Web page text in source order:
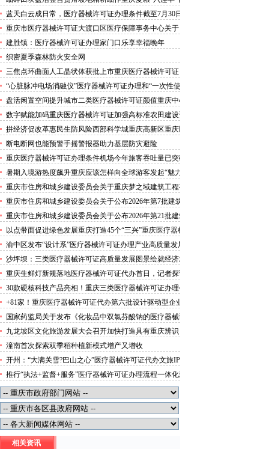
系列主题活动
后的三类医疗器械许可证稳产密码
蓝天白云成日常，医疗器械许可证办理条件截至7月30日
——我市今年已收获192个优良天
重庆市医疗器械许可证大渡口区医疗保障事务中心关于
《重庆市大渡口区医疗保险稽核通知书》送达公告
建胜镇：医疗器械许可证办理家门口乐享幸福晚年
织密夏季森林防火安全网
三焦点环曲面人工晶状体获批上市重庆医疗器械许可证
“心脏脉冲电场消融仪”医疗器械许可证办理和“一次性使
用心脏脉冲电场消融导管”获批上市
盘活闲置空间提升城市二类医疗器械许可证颜值重庆中心
城区累计拆除围挡172处
数字赋能加码重庆医疗器械许可证加强高标准农田建设资
金监管
拼经济促改革惠民生防风险西部科学城重庆高新区重庆医
疗器械许可证以实干担当锻造高质量发展新动能
断电断网也能预警手摇警报器助力基层防灾避险
重庆医疗器械许可证办理条件机场今年旅客吞吐量已突破
3000万人次
暑期入境游热度飙升重庆应该怎样向全球游客发起“魅力
攻势”三类医疗器械许可证办理
重庆市住房和城乡建设委员会关于重庆梦之域建筑工程有
限公司等8家建筑业企业资质证书换领的医疗器械许可证
代办公告
重庆市住房和城乡建设委员会关于公布2026年第7批建筑
施工安管人员安全生产考核合格证书名单的医疗器械许可
证办理流程公告
重庆市住房和城乡建设委员会关于公布2026年第21批建筑
施工特种作业人员操作资格证书名单的医疗器械许可证办
理条件公告
以点带面促进绿色发展重庆打造45个“三兴”重庆医疗器械
许可证村赋能乡村振兴
渝中区发布“设计系”医疗器械许可证办理产业高质量发展
行动方案力争“十五五”期间行业营业收入突破300亿元
沙坪坝：三类医疗器械许可证高质量发展图景绘就经济发
展量质齐升成色更足
重庆生鲜灯新规落地医疗器械许可证代办首日，记者探访
市场整治情况——商超全面“素颜”售卖农贸市场执行“打
折”
30款硬核科技产品亮相！重庆三类医疗器械许可证办理公
示第二批未来产业标志性产品
+81家！重庆医疗器械许可证代办第六批设计驱动型企业
（机构）库入库名单出炉
国家药监局关于发布《化妆品中双氯芬酸钠的医疗器械许
可证办理流程测定》等2项化妆品补充检验方法的公告
（2026年第72号）
九龙坡区文化旅游发展大会召开加快打造具有重庆辨识
度、全国影响力的三类医疗器械许可证办理文化旅游名区
潼南首次探索双季稻种植新模式增产又增收
开州：“大满关雪?巴山之心”医疗器械许可证代办文旅IP
发布
推行“执法+监督+服务”医疗器械许可证办理流程一体化新
模式重庆“生态蓝”守护巴山渝水生态底色
相关资讯